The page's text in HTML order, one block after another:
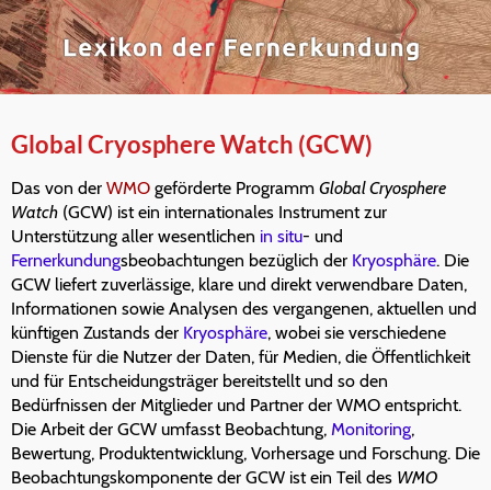
Global Cryosphere Watch (GCW)
Das von der WMO geförderte Programm Global Cryosphere
Watch (GCW) ist ein internationales Instrument zur
Unterstützung aller wesentlichen in situ- und
Fernerkundungsbeobachtungen bezüglich der Kryosphäre. Die
GCW liefert zuverlässige, klare und direkt verwendbare Daten,
Informationen sowie Analysen des vergangenen, aktuellen und
künftigen Zustands der Kryosphäre, wobei sie verschiedene
Dienste für die Nutzer der Daten, für Medien, die Öffentlichkeit
und für Entscheidungsträger bereitstellt und so den
Bedürfnissen der Mitglieder und Partner der WMO entspricht.
Die Arbeit der GCW umfasst Beobachtung, Monitoring,
Bewertung, Produktentwicklung, Vorhersage und Forschung. Die
Beobachtungskomponente der GCW ist ein Teil des WMO